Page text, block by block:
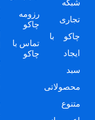
شبکه
تجاری
چاکو با
ایجاد
سبد
محصولاتی
متنوع
رزومه
چاکو
تماس با
چاکو